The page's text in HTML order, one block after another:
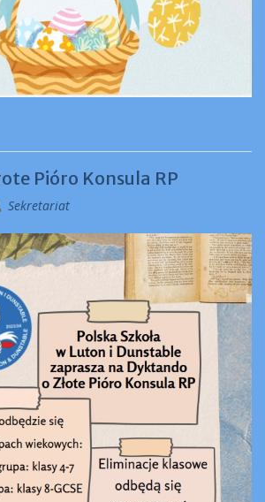
Pióro Konsula RP
Sekretariat